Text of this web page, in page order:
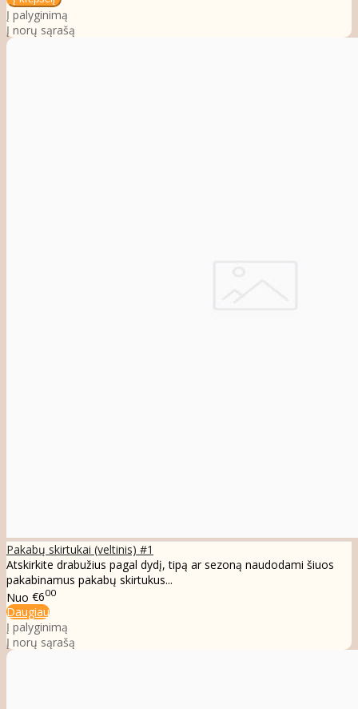
Į palyginimą
Į norų sąrašą
Pakabų skirtukai (veltinis) #1
Atskirkite drabužius pagal dydį, tipą ar sezoną naudodami šiuos
pakabinamus pakabų skirtukus...
Nuo €600
Daugiau
Į palyginimą
Į norų sąrašą